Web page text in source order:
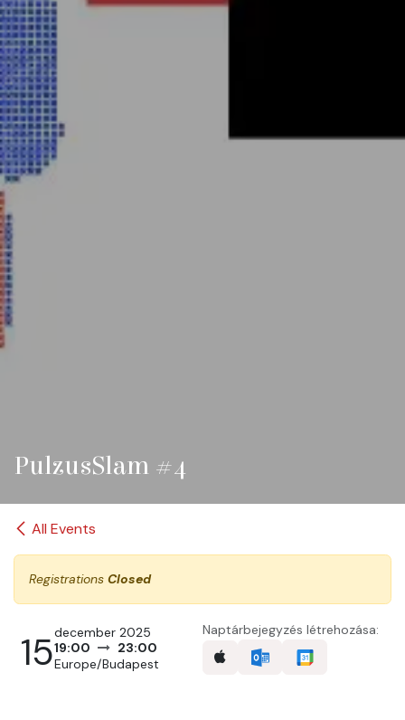
PulzusSlam #4
All Events
Registrations Closed
15december 2025
19:00
23:00
Europe/Budapest
Naptárbejegyzés létrehozása: